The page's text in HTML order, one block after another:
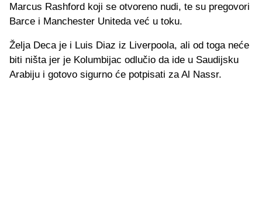
Marcus Rashford koji se otvoreno nudi, te su pregovori
Barce i Manchester Uniteda već u toku.
Želja Deca je i Luis Diaz iz Liverpoola, ali od toga neće
biti ništa jer je Kolumbijac odlučio da ide u Saudijsku
Arabiju i gotovo sigurno će potpisati za Al Nassr.